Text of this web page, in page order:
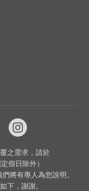
之需求，請於
假日除外）
將有專人為您說明。
下，謝謝。